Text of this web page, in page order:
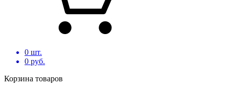
0 шт.
0 руб.
Корзина товаров